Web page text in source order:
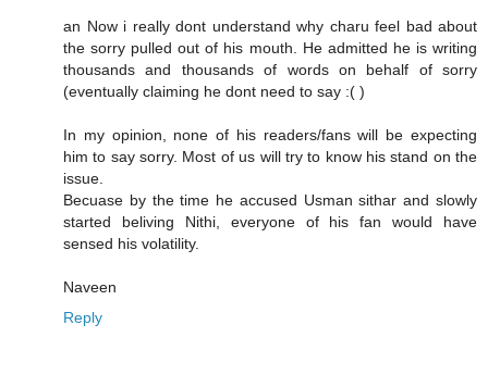
an Now i really dont understand why charu feel bad about
the sorry pulled out of his mouth. He admitted he is writing
thousands and thousands of words on behalf of sorry
(eventually claiming he dont need to say :( )
In my opinion, none of his readers/fans will be expecting
him to say sorry. Most of us will try to know his stand on the
issue.
Becuase by the time he accused Usman sithar and slowly
started beliving Nithi, everyone of his fan would have
sensed his volatility.
Naveen
Reply